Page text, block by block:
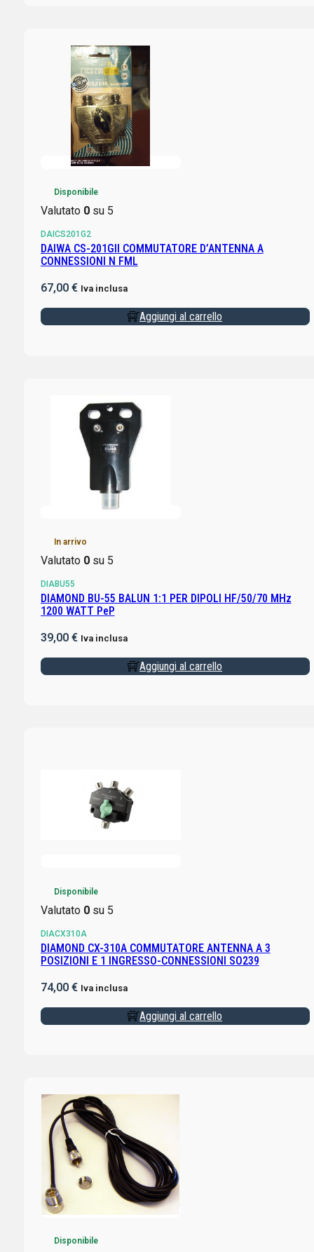
Disponibile
Valutato 0su 5
DAICS201G2
DAIWA CS-201GII COMMUTATORE D’ANTENNA A
CONNESSIONI N FML
67,00 € Iva inclusa
Aggiungi al carrello
In arrivo
Valutato 0su 5
DIABU55
DIAMOND BU-55 BALUN 1:1 PER DIPOLI HF/50/70 MHz
1200 WATT PeP
39,00 € Iva inclusa
Aggiungi al carrello
Disponibile
Valutato 0su 5
DIACX310A
DIAMOND CX-310A COMMUTATORE ANTENNA A 3
POSIZIONI E 1 INGRESSO-CONNESSIONI SO239
74,00 € Iva inclusa
Aggiungi al carrello
Disponibile